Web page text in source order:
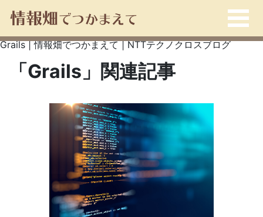
Grails | 情報畑でつかまえて | NTTテクノクロスブログ
「Grails」関連記事